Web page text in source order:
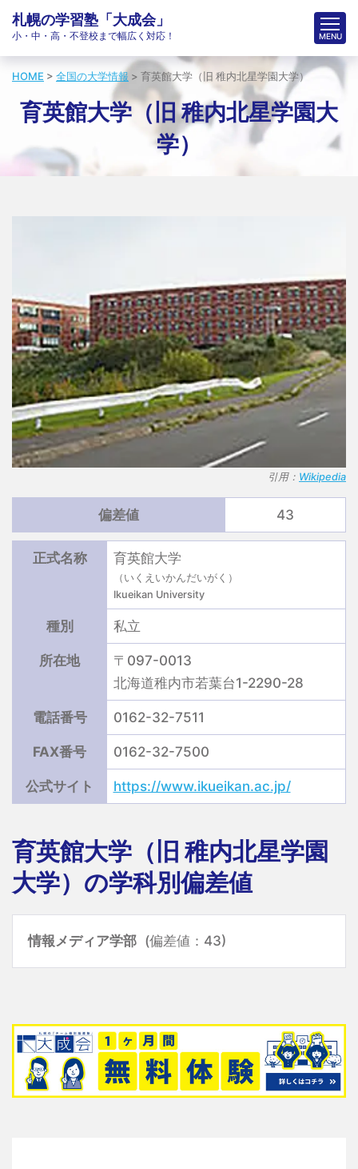
札幌の学習塾「大成会」
小・中・高・不登校まで幅広く対応！
HOME > 全国の大学情報 > 育英館大学（旧 稚内北星学園大学）
育英館大学（旧 稚内北星学園大
学）
引用： Wikipedia
偏差値 43
正式名称 育英館大学
（いくえいかんだいがく）
Ikueikan University
種別 私立
所在地
〒097-0013
北海道稚内市若葉台1-2290-28
電話番号 0162-32-7511
FAX番号 0162-32-7500
公式サイト https://www.ikueikan.ac.jp/
育英館大学（旧 稚内北星学園
大学）の学科別偏差値
情報メディア学部 (偏差値：43)